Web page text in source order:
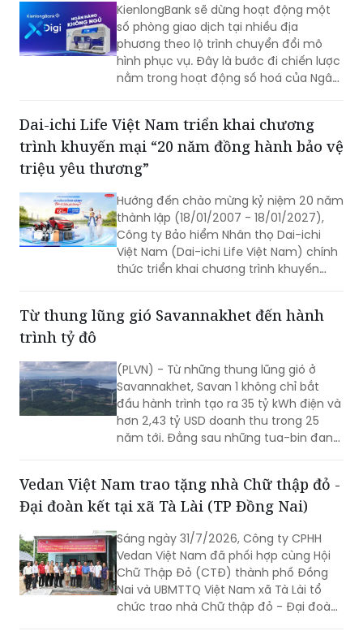
KienlongBank sẽ dừng hoạt động một
số phòng giao dịch tại nhiều địa
phương theo lộ trình chuyển đổi mô
hình phục vụ. Đây là bước đi chiến lược
nằm trong hoạt động số hoá của Ngân
tại hơn 100 điểm giao dịch được triển
khai trong thời gian qua.
Dai-ichi Life Việt Nam triển khai chương
trình khuyến mại “20 năm đồng hành bảo vệ
triệu yêu thương”
Hướng đến chào mừng kỷ niệm 20 năm
thành lập (18/01/2007 - 18/01/2027),
Công ty Bảo hiểm Nhân thọ Dai-ichi
Việt Nam (Dai-ichi Life Việt Nam) chính
thức triển khai chương trình khuyến
Từ thung lũng gió Savannakhet đến hành
trình tỷ đô
(PLVN) - Từ những thung lũng gió ở
Savannakhet, Savan 1 không chỉ bắt
đầu hành trình tạo ra 35 tỷ kWh điện và
hơn 2,43 tỷ USD doanh thu trong 25
năm tới. Đằng sau những tua-bin đang
biên giới và mở ra chặng đường mới
trong chiến lược năng lượng dài hạn
Vedan Việt Nam trao tặng nhà Chữ thập đỏ -
Đại đoàn kết tại xã Tà Lài (TP Đồng Nai)
Sáng ngày 31/7/2026, Công ty CPHH
Vedan Việt Nam đã phối hợp cùng Hội
Chữ Thập Đỏ (CTĐ) thành phố Đồng
Nai và UBMTTQ Việt Nam xã Tà Lài tổ
chức trao nhà Chữ thập đỏ - Đại đoàn